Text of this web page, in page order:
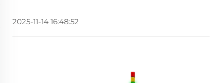
2025-11-14 16:48:52